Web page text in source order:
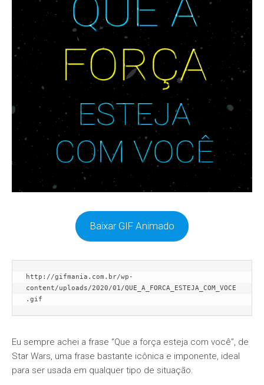
Baixar GIF Animado
http://gifmania.com.br/wp-
content/uploads/2020/01/QUE_A_FORCA_ESTEJA_COM_VOCE
.gif
Eu sempre achei a frase “Que a força esteja com você”, de
Star Wars, uma frase bastante icônica e imponente, ideal
para ser usada em qualquer tipo de situação.